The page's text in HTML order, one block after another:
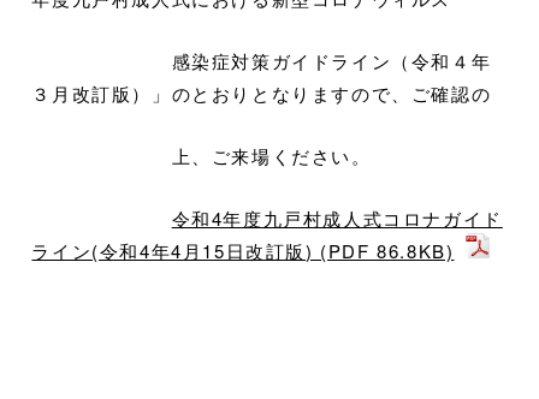
感染症対策ガイドライン（令和４年
３月改訂版）」のとおりとなりますので、ご確認の
上、ご来場ください。
令和4年度九戸村成人式コロナガイド
ライン(令和4年4月15日改訂版) (PDF 86.8KB)